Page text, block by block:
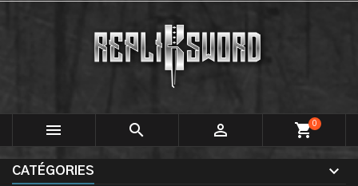
   shopping_cart0
CATÉGORIES